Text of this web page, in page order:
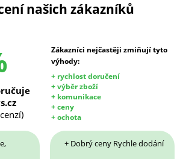
našich zákazníků
Zákazníci nejčastěji zmiňují tyto
výhody:
+ rychlost doručení
+ výběr zboží
+ komunikace
+ ceny
+ ochota
+ Dobrý ceny Rychle dodání